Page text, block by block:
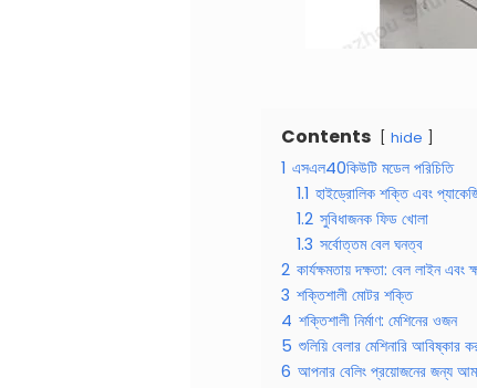
Contents hide
1 এসএল40কিউটি মডেল পরিচিতি
1.1 হাইড্রোলিক শক্তি এবং
1.2 সুবিধাজনক ফিড খোলা
1.3 সর্বোত্তম বেল ঘনত্ব
2 কার্যক্ষমতায় দক্ষতা: বেল লাইন এবং
3 শক্তিশালী মোটর শক্তি
4 শক্তিশালী নির্মাণ: মেশিনের ওজন
5 শুলিয়ি বেলার মেশিনারি
6 আপনার বেলিং প্রয়োজনের জন্য